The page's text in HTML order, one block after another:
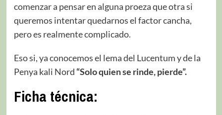
comenzar a pensar en alguna proeza que otra si
queremos intentar quedarnos el factor cancha,
pero es realmente complicado.
Eso si, ya conocemos el lema del Lucentum y de la
Penya kali Nord “Solo quien se rinde, pierde”.
Ficha técnica: